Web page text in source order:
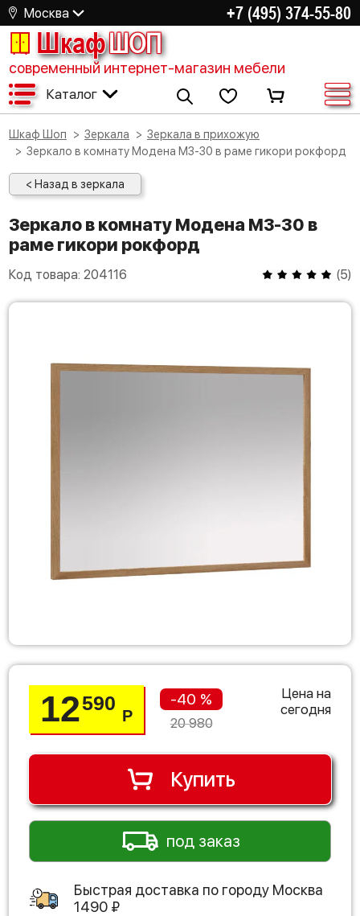
Москва +7 (495) 374-55-80
ШкафШОП
современный интернет-магазин мебели
Каталог
Шкаф Шоп Зеркала
Зеркала в прихожую
Зеркало в комнату Модена МЗ-30 в раме гикори рокфорд
< Назад в зеркала
Зеркало в комнату Модена МЗ-30 в
раме гикори рокфорд
Код товара: 204116 (5)
12590
Р
-40 %
20 980
Цена на
сегодня
Купить
под заказ
Быстрая доставка по городу Москва
1490 ₽